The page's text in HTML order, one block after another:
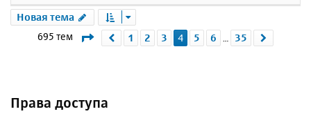
Новая тема
695 тем Страница 4из35
Пред.
1 2 3 4 5 6 35
Права доступа